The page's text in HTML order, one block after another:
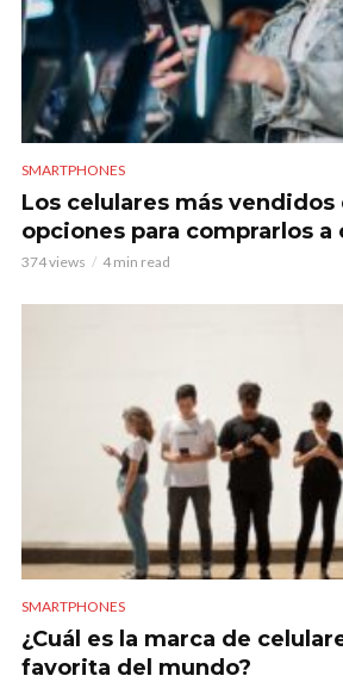
SMARTPHONES
Los celulares más vendidos
opciones para comprarlos a
374 views 4 min read
SMARTPHONES
¿Cuál es la marca de
favorita del mundo?